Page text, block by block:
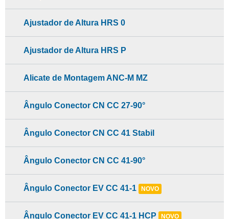
Ajustador de Altura HRS 0
Ajustador de Altura HRS P
Alicate de Montagem ANC-M MZ
Ângulo Conector CN CC 27-90°
Ângulo Conector CN CC 41 Stabil
Ângulo Conector CN CC 41-90°
Ângulo Conector EV CC 41-1 NOVO
Ângulo Conector EV CC 41-1 HCP NOVO